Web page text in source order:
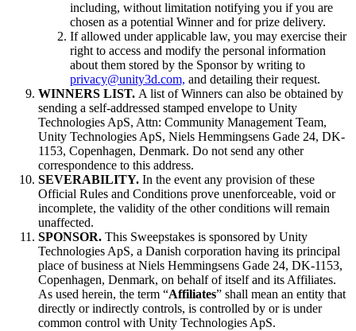
including, without limitation notifying you if you are
chosen as a potential Winner and for prize delivery.
If allowed under applicable law, you may exercise their
right to access and modify the personal information
about them stored by the Sponsor by writing to
privacy@unity3d.com, and detailing their request.
WINNERS LIST. A list of Winners can also be obtained by
sending a self-addressed stamped envelope to Unity
Technologies ApS, Attn: Community Management Team,
Unity Technologies ApS, Niels Hemmingsens Gade 24, DK-
1153, Copenhagen, Denmark. Do not send any other
correspondence to this address.
SEVERABILITY. In the event any provision of these
Official Rules and Conditions prove unenforceable, void or
incomplete, the validity of the other conditions will remain
unaffected.
SPONSOR. This Sweepstakes is sponsored by Unity
Technologies ApS, a Danish corporation having its principal
place of business at Niels Hemmingsens Gade 24, DK-1153,
Copenhagen, Denmark, on behalf of itself and its Affiliates.
As used herein, the term “Affiliates” shall mean an entity that
directly or indirectly controls, is controlled by or is under
common control with Unity Technologies ApS.